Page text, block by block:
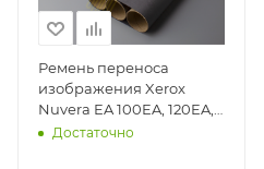
Ремень переноса
изображения Xerox
Nuvera EA 100EA, 120EA,
144EA, 157EA, 200EA,
Достаточно